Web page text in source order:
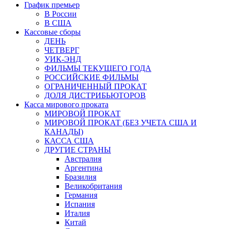
График премьер
В России
В США
Кассовые сборы
ДЕНЬ
ЧЕТВЕРГ
УИК-ЭНД
ФИЛЬМЫ ТЕКУЩЕГО ГОДА
РОССИЙСКИЕ ФИЛЬМЫ
ОГРАНИЧЕННЫЙ ПРОКАТ
ДОЛЯ ДИСТРИБЬЮТОРОВ
Касса мирового проката
МИРОВОЙ ПРОКАТ
МИРОВОЙ ПРОКАТ (БЕЗ УЧЕТА США И
КАНАДЫ)
КАССА США
ДРУГИЕ СТРАНЫ
Австралия
Аргентина
Бразилия
Великобритания
Германия
Испания
Италия
Китай